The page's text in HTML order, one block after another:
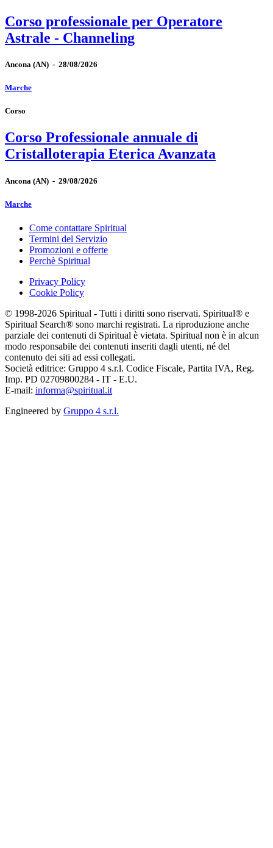
Corso professionale per Operatore
Astrale - Channeling
Ancona (AN) - 28/08/2026
Marche
Corso
Corso Professionale annuale di
Cristalloterapia Eterica Avanzata
Ancona (AN) - 29/08/2026
Marche
Come contattare Spiritual
Termini del Servizio
Promozioni e offerte
Perchè Spiritual
Privacy Policy
Cookie Policy
© 1998-2026 Spiritual - Tutti i diritti sono riservati. Spiritual® e
Spiritual Search® sono marchi registrati. La riproduzione anche
parziale dei contenuti di Spiritual è vietata. Spiritual non è in alcun
modo responsabile dei contenuti inseriti dagli utenti, né del
contenuto dei siti ad essi collegati.
Società editrice: Gruppo 4 s.r.l. Codice Fiscale, Partita IVA, Reg.
Imp. PD 02709800284 - IT - E.U.
E-mail: informa@spiritual.it
Engineered by Gruppo 4 s.r.l.